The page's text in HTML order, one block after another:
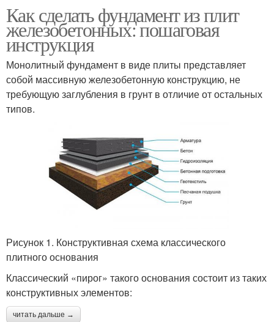
Как сделать фундамент из плит
железобетонных: пошаговая
инструкция
Монолитный фундамент в виде плиты представляет
собой массивную железобетонную конструкцию, не
требующую заглубления в грунт в отличие от остальных
типов.
Рисунок 1. Конструктивная схема классического
плитного основания
Классический «пирог» такого основания состоит из таких
конструктивных элементов:
читать дальше →